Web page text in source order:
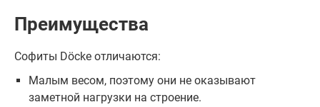
Преимущества
Софиты Döcke отличаются:
Малым весом, поэтому они не оказывают
заметной нагрузки на строение.